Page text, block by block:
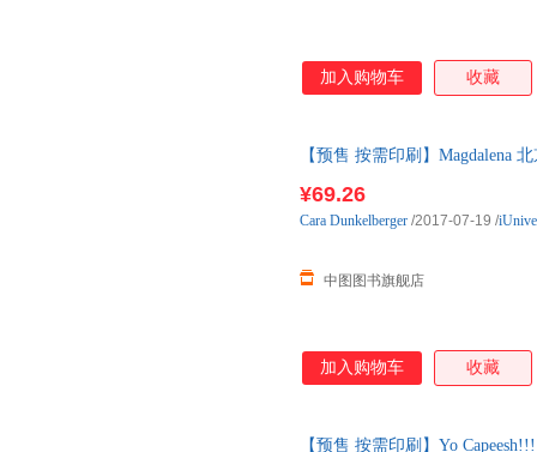
加入购物车 收藏
【预售 按需印刷】Magdalena
¥69.26
中图图书旗舰店
Cara Dunkelberger /2017-07-19 /
加入购物车 收藏
【预售 按需印刷】Yo